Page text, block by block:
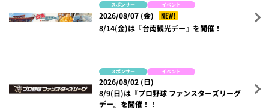
スポンサー イベント
2026/08/07 (金)
NEW!
8/14(金)は『台南観光デー』を開催！
スポンサー イベント
2026/08/02 (日)
8/9(日)は『プロ野球 ファンスターズリーグ
デー』を開催！！